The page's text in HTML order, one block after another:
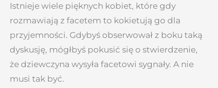
Istnieje wiele pięknych kobiet, które gdy
rozmawiają z facetem to kokietują go dla
przyjemności. Gdybyś obserwował z boku taką
dyskusję, mógłbyś pokusić się o stwierdzenie,
że dziewczyna wysyła facetowi sygnały. A nie
musi tak być.